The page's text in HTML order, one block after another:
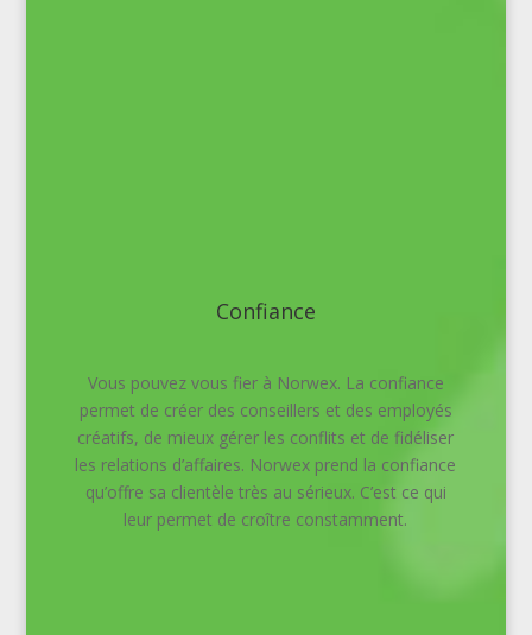
Confiance
Vous pouvez vous fier à Norwex. La confiance
permet de créer des conseillers et des employés
créatifs, de mieux gérer les conflits et de fidéliser
les relations d’affaires. Norwex prend la confiance
qu’offre sa clientèle très au sérieux. C’est ce qui
leur permet de croître constamment.